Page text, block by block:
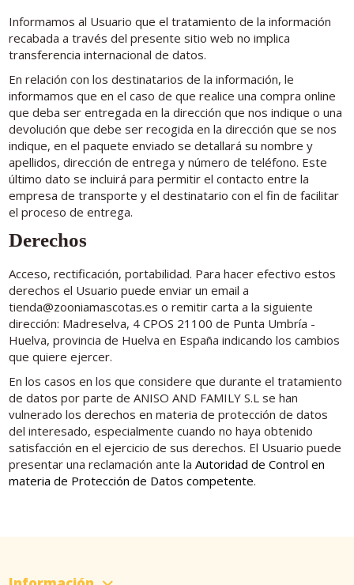
Informamos al Usuario que el tratamiento de la información
recabada a través del presente sitio web no implica
transferencia internacional de datos.
En relación con los destinatarios de la información, le
informamos que en el caso de que realice una compra online
que deba ser entregada en la dirección que nos indique o una
devolución que debe ser recogida en la dirección que se nos
indique, en el paquete enviado se detallará su nombre y
apellidos, dirección de entrega y número de teléfono. Este
último dato se incluirá para permitir el contacto entre la
empresa de transporte y el destinatario con el fin de facilitar
el proceso de entrega.
Derechos
Acceso, rectificación, portabilidad. Para hacer efectivo estos
derechos el Usuario puede enviar un email a
tienda@zooniamascotas.es o remitir carta a la siguiente
dirección: Madreselva, 4 CPOS 21100 de Punta Umbría -
Huelva, provincia de Huelva en España indicando los cambios
que quiere ejercer.
En los casos en los que considere que durante el tratamiento
de datos por parte de ANISO AND FAMILY S.L se han
vulnerado los derechos en materia de protección de datos
del interesado, especialmente cuando no haya obtenido
satisfacción en el ejercicio de sus derechos. El Usuario puede
presentar una reclamación ante la Autoridad de Control en
materia de Protección de Datos competente.